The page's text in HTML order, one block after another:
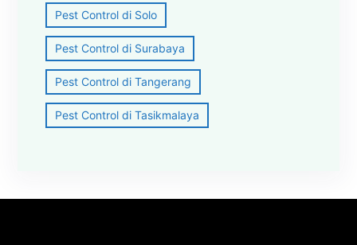
Pest Control di Solo
Pest Control di Surabaya
Pest Control di Tangerang
Pest Control di Tasikmalaya